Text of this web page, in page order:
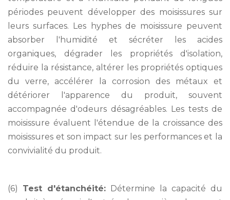
périodes peuvent développer des moisissures sur
leurs surfaces. Les hyphes de moisissure peuvent
absorber l'humidité et sécréter les acides
organiques, dégrader les propriétés d'isolation,
réduire la résistance, altérer les propriétés optiques
du verre, accélérer la corrosion des métaux et
détériorer l'apparence du produit, souvent
accompagnée d'odeurs désagréables. Les tests de
moisissure évaluent l'étendue de la croissance des
moisissures et son impact sur les performances et la
convivialité du produit.
(6) Test d'étanchéité: Détermine la capacité du